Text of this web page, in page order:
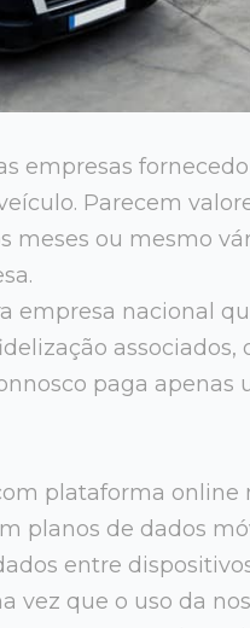
empresas
Parecem
ou mesmo
empresa nacional
paga apenas
plataforma online
planos de dados
entre
vez que o uso da